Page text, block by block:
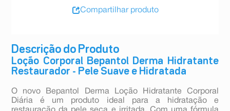
Descrição do Produto
Loção Corporal Bepantol Derma Hidratante
Restaurador - Pele Suave e Hidratada
O novo Bepantol Derma Loção Hidratante Corporal
Diária é um produto ideal para a hidratação e
Compartilhar produto